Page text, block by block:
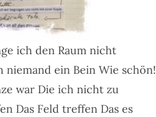
ich den Raum nicht
ein Bein Wie schön!
war Die ich nicht zu
Das Feld treffen Das es